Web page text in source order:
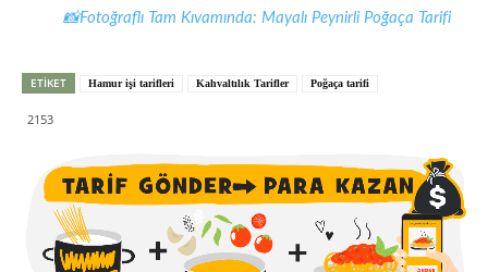
📸Fotoğraflı Tam Kıvamında: Mayalı Peynirli Poğaça Tarifi
ETIKET Hamur işi tarifleri Kahvaltılık Tarifler Poğaça tarifi
2153